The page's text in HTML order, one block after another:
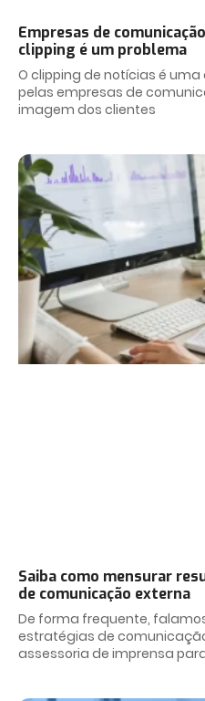
Empresas de
clipping é um problema
O clipping de notícias é
pelas empresas de
imagem dos clientes
Saiba como mensurar
de comunicação externa
De forma frequente,
estratégias de
assessoria de imprensa